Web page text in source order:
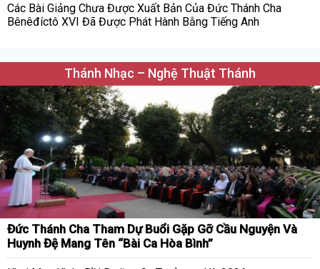
Các Bài Giảng Chưa Được Xuất Bản Của Đức Thánh Cha
Bênêđíctô XVI Đã Được Phát Hành Bằng Tiếng Anh
Thánh Nhạc – Nghệ Thuật Thánh
Đức Thánh Cha Tham Dự Buổi Gặp Gỡ Cầu Nguyện Và
Huynh Đệ Mang Tên “Bài Ca Hòa Bình”